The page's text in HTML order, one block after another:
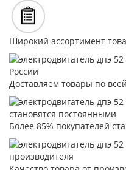
Широкий ассортимент
Доставляем товары по
Более 85% покупателей